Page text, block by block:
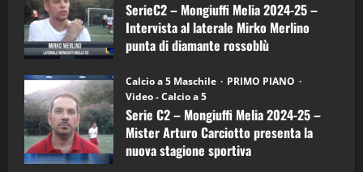
a
mister
Arturo
Carciotto
(Mongiuffi
SerieC2 – Mongiuffi Melia 2024-25 –
Intervista al laterale Mirko Merlino
punta di diamante rossoblù
Calcio a 5 Maschile
PRIMO PIANO
Video - Calcio a 5
Serie C2 – Mongiuffi Melia 2024-25 –
Mister Arturo Carciotto presenta la
nuova stagione sportiva
4 15/04/2026
5
“SportEmpire” in Podcast: 26^ Puntata
(Martedi 07 Aprile 2026)
08/04/2026